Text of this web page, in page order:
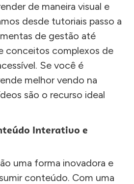
de maneira visual e
desde tutoriais passo a
de gestão até
conceitos complexos de
Se você é
melhor vendo na
são o recurso ideal
Interativo e
uma forma inovadora e
conteúdo. Com uma